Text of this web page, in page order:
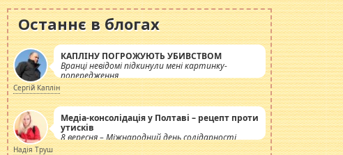
Останнє в блогах
КАПЛІНУ ПОГРОЖУЮТЬ УБИВСТВОМ
Вранці невідомі підкинули мені картинку-
попередження
Сергій Каплін
Медіа-консолідація у Полтаві – рецепт проти
утисків
8 вересня – Міжнародний день солідарності
журналістів.
Надія Труш